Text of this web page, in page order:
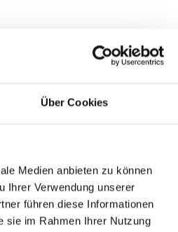
Über Cookies
Medien anbieten zu können
Ihrer Verwendung unserer
führen diese Informationen
sie im Rahmen Ihrer Nutzung